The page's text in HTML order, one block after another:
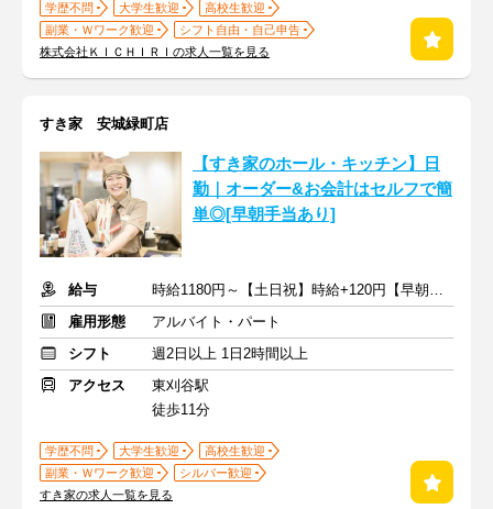
学歴不問 大学生歓迎
高校生歓迎
副業・Ｗワーク歓迎
シフト自由・自己申告
株式会社ＫＩＣＨＩＲＩの求人一覧を見る
すき家 安城緑町店
【すき家のホール・キッチン】日
勤｜オーダー&お会計はセルフで簡
単◎[早朝手当あり]
給与
時給1180円～【土日祝】時給+120円【早朝】時給+150円
雇用形態
アルバイト・パート
シフト
週2日以上 1日2時間以上
アクセス
東刈谷駅
徒歩11分
学歴不問 大学生歓迎
高校生歓迎
副業・Ｗワーク歓迎
シルバー歓迎
すき家の求人一覧を見る